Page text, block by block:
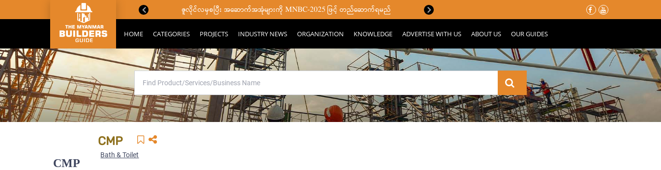
ဇူလိုင်လမှစပြီး အဆောက်အအုံများကို MNBC-2025 ဖြင့် တည်ဆောက်ရမည် မိုးတွင်းမှာ သင့်နေအိမ်လေး မပျက်စီးသွားဖို့ ပြင်ဆင်ထားသင့်တဲ့ အခ
HOME CATEGORIES PROJECTS INDUSTRY NEWS ORGANIZATION KNOWLEDGE ADVERTISE WITH US ABOUT US OUR GUIDES
CMP
CMP
Bath & Toilet